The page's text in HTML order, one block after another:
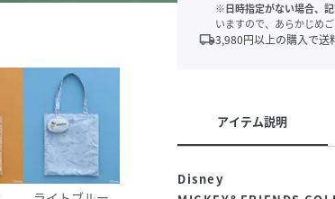
※日時指定がない場合、
いますので、あらかじめご
local_shipping3,980円以上の購入で送
アイテム説明
Disney